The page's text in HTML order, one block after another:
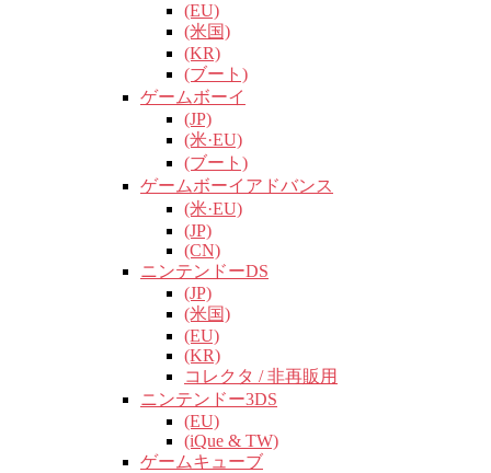
(EU)
(米国)
(KR)
(ブート)
ゲームボーイ
(JP)
(米·EU)
(ブート)
ゲームボーイアドバンス
(米·EU)
(JP)
(CN)
ニンテンドーDS
(JP)
(米国)
(EU)
(KR)
コレクタ / 非再販用
ニンテンドー3DS
(EU)
(iQue & TW)
ゲームキューブ